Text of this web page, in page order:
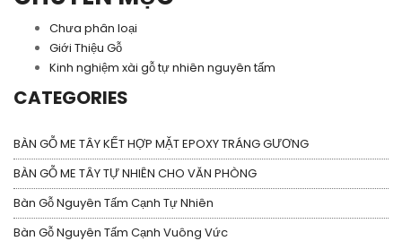
Chưa phân loại
Giới Thiệu Gỗ
Kinh nghiệm xài gỗ tự nhiên nguyên tấm
CATEGORIES
BÀN GỖ ME TÂY KẾT HỢP MẶT EPOXY TRÁNG GƯƠNG
BÀN GỖ ME TÂY TỰ NHIÊN CHO VĂN PHÒNG
Bàn Gỗ Nguyên Tấm Cạnh Tự Nhiên
Bàn Gỗ Nguyên Tấm Cạnh Vuông Vức